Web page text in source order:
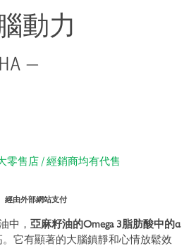
動力
—
零售店 / 經銷商均有代售
經由外部網站支付
中， 亞麻籽油的Omega 3脂肪酸中的α
它有顯著的大腦鎮靜和心情放鬆效